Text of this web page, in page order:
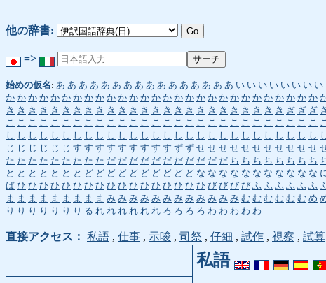
他の辞書:
=>
始めの仮名: あ あ あ あ あ あ あ あ あ あ あ あ あ あ あ あ い い い い い い い い
か か か か か か か か か か か か か か か か か か か か か か か か か か か か
き き き き き き き き き き き き き き き き き き き き き き き き き ぎ ぎ ぎ
こ こ こ こ こ こ こ こ こ こ こ こ こ こ こ こ こ こ こ こ こ こ こ こ こ こ こ こ こ
し し し し し し し し し し し し し し し し し し し し し し し し し し し し
じ じ じ じ じ じ す す す す す す す す す ず ず せ せ せ せ せ せ せ せ せ せ せ
た た た た た た た た た だ だ だ だ だ だ だ だ だ だ だ ち ち ち ち ち ち ち ち
と と と と と と と ど ど ど ど ど ど ど ど ど ど な な な な な な な な な な な
ば ひ ひ ひ ひ ひ ひ ひ ひ ひ ひ ひ ひ ひ ひ ひ ひ ひ び び び び ふ ふ ふ ふ ふ ふ
ま ま ま ま ま ま ま ま ま み み み み み み み み み み み み む む む む む む め
り り り り り り り る れ れ れ れ れ れ ろ ろ ろ ろ わ わ わ わ わ
直接アクセス： 私語 , 仕事 , 示唆 , 司祭 , 仔細 , 試作 , 視察 , 試算
私語